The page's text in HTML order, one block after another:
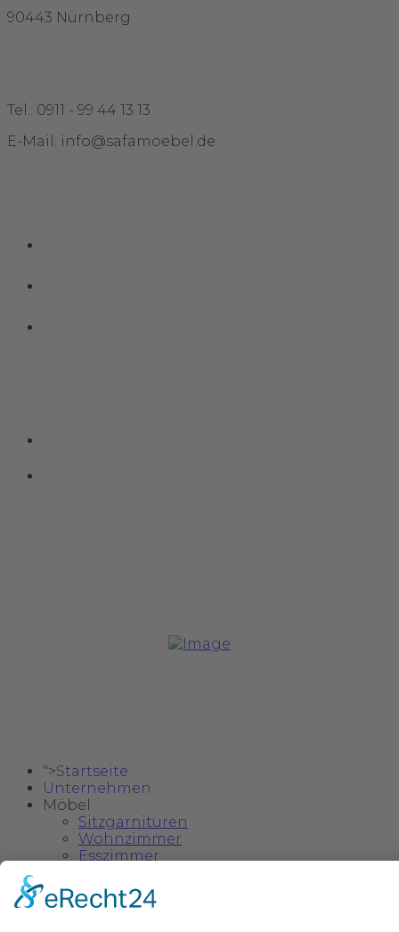
90443 Nürnberg
Tel.: 0911 - 99 44 13 13
E-Mail: info@safamoebel.de
">Startseite
Unternehmen
Möbel
Sitzgarnituren
Wohnzimmer
Esszimmer
Einzelstücke & Deko
Kinder- und Jugendzimmer